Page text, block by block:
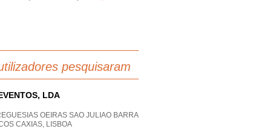
pesquisaram
LDA
OEIRAS SAO JULIAO BARRA
CAXIAS, LISBOA